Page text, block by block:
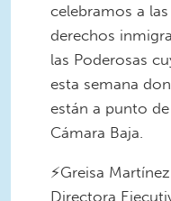
celebramos a
derechos
las Poderosas
esta semana
están a punto
Cámara Baja.
⚡Greisa
Directora